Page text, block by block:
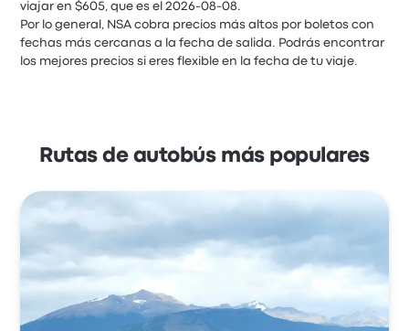
viajar en $605, que es el 2026-08-08.
Por lo general, NSA cobra precios más altos por boletos con
fechas más cercanas a la fecha de salida. Podrás encontrar
los mejores precios si eres flexible en la fecha de tu viaje.
Rutas de autobús más populares